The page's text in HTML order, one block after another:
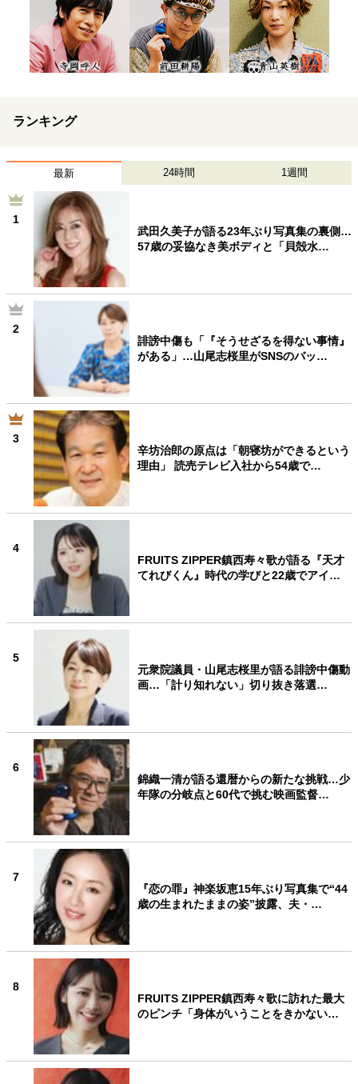
ランキング
最新 24時間 1週間
1
武田久美子が語る23年ぶり写真集の裏側…
57歳の妥協なき美ボディと「貝殻水…
2
誹謗中傷も「『そうせざるを得ない事情』
がある」…山尾志桜里がSNSのバッ…
3
辛坊治郎の原点は「朝寝坊ができるという
理由」 読売テレビ入社から54歳で…
4
FRUITS ZIPPER鎮西寿々歌が語る『天才
てれびくん』時代の学びと22歳でアイ…
5
元衆院議員・山尾志桜里が語る誹謗中傷動
画…「計り知れない」切り抜き落選…
6
錦織一清が語る還暦からの新たな挑戦…少
年隊の分岐点と60代で挑む映画監督…
7
『恋の罪』神楽坂恵15年ぶり写真集で“44
歳の生まれたままの姿”披露、夫・…
8
FRUITS ZIPPER鎮西寿々歌に訪れた最大
のピンチ「身体がいうことをきかない…